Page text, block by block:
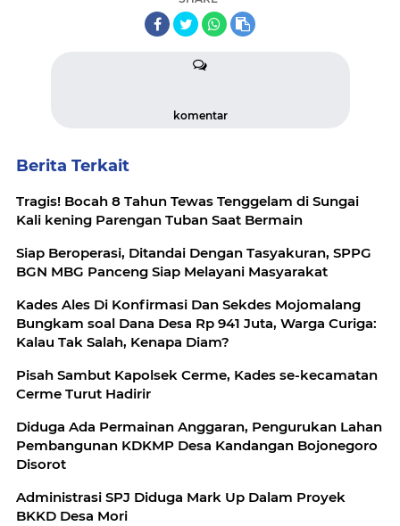
komentar
Berita Terkait
Tragis! Bocah 8 Tahun Tewas Tenggelam di Sungai
Kali kening Parengan Tuban Saat Bermain
Siap Beroperasi, Ditandai Dengan Tasyakuran, SPPG
BGN MBG Panceng Siap Melayani Masyarakat
Kades Ales Di Konfirmasi Dan Sekdes Mojomalang
Bungkam soal Dana Desa Rp 941 Juta, Warga Curiga:
Kalau Tak Salah, Kenapa Diam?
Pisah Sambut Kapolsek Cerme, Kades se-kecamatan
Cerme Turut Hadirir
Diduga Ada Permainan Anggaran, Pengurukan Lahan
Pembangunan KDKMP Desa Kandangan Bojonegoro
Disorot
Administrasi SPJ Diduga Mark Up Dalam Proyek
BKKD Desa Mori